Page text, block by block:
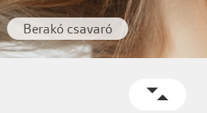
Berakó csavaró